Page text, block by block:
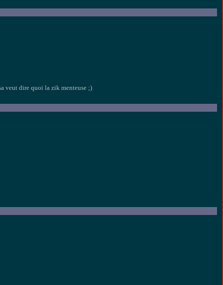
veut dire quoi la zik menteuse ;)